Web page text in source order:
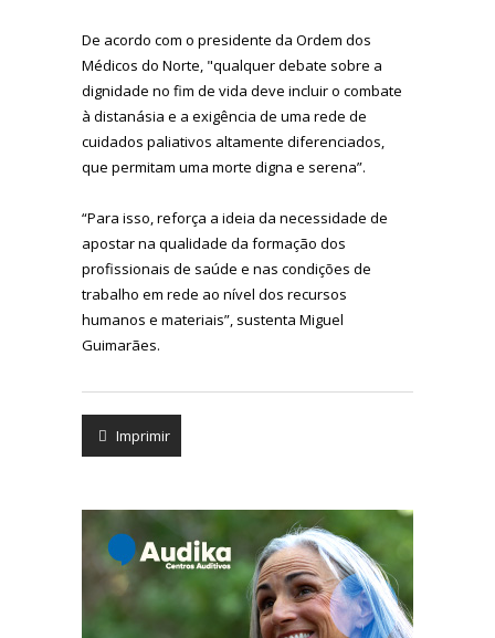
De acordo com o presidente da Ordem dos
Médicos do Norte, "qualquer debate sobre a
dignidade no fim de vida deve incluir o combate
à distanásia e a exigência de uma rede de
cuidados paliativos altamente diferenciados,
que permitam uma morte digna e serena”.
“Para isso, reforça a ideia da necessidade de
apostar na qualidade da formação dos
profissionais de saúde e nas condições de
trabalho em rede ao nível dos recursos
humanos e materiais”, sustenta Miguel
Guimarães.
Imprimir